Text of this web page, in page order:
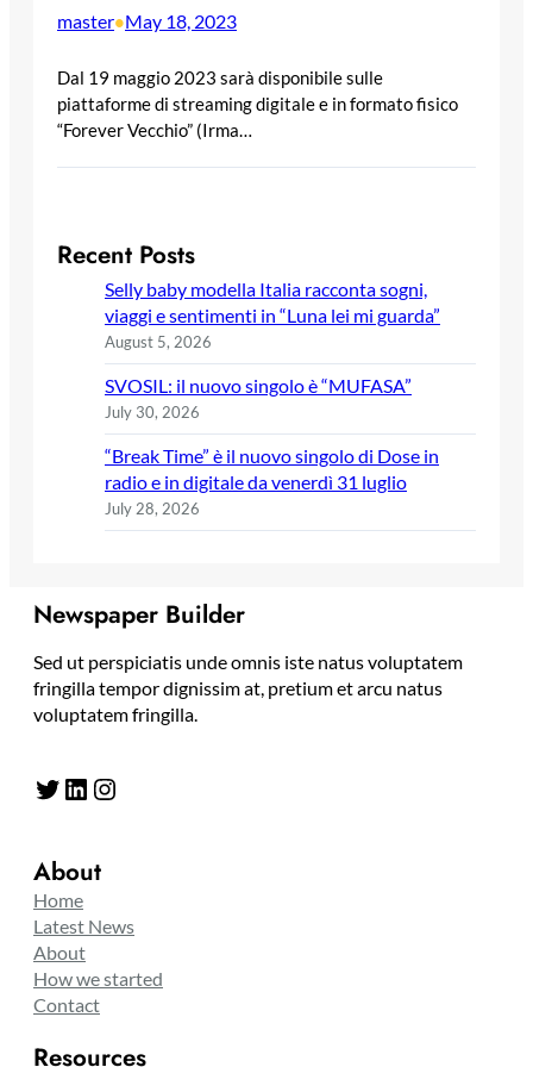
master•May 18, 2023
Dal 19 maggio 2023 sarà disponibile sulle
piattaforme di streaming digitale e in formato fisico
“Forever Vecchio” (Irma…
Recent Posts
Selly baby modella Italia racconta sogni,
viaggi e sentimenti in “Luna lei mi guarda”
August 5, 2026
SVOSIL: il nuovo singolo è “MUFASA”
July 30, 2026
“Break Time” è il nuovo singolo di Dose in
radio e in digitale da venerdì 31 luglio
July 28, 2026
Newspaper Builder
Sed ut perspiciatis unde omnis iste natus voluptatem
fringilla tempor dignissim at, pretium et arcu natus
voluptatem fringilla.
Twitter LinkedIn Instagram
About
Home
Latest News
About
How we started
Contact
Resources